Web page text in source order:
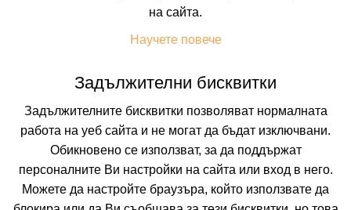
на сайта.
Научете повече
Задължителни бисквитки
Задължителните бисквитки позволяват нормалната
работа на уеб сайта и не могат да бъдат изключвани.
Обикновено се използват, за да поддържат
персоналните Ви настройки на сайта или вход в него.
Можете да настройте браузъра, който използвате да